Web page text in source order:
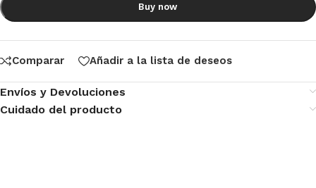
Buy now
Comparar Añadir a la lista de deseos
Envíos y Devoluciones
Cuidado del producto